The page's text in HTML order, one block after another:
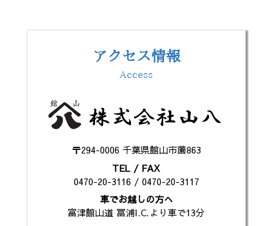
アクセス情報
Access
〒294-0006 千葉県館山市薗863
TEL / FAX
0470-20-3116 / 0470-20-3117
車でお越しの方へ
富津館山道 冨浦I.C.より車で13分